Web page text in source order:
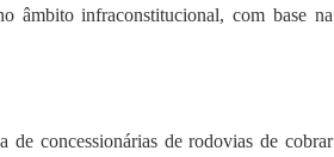
âmbito infraconstitucional, com base na
concessionárias de rodovias de cobrar